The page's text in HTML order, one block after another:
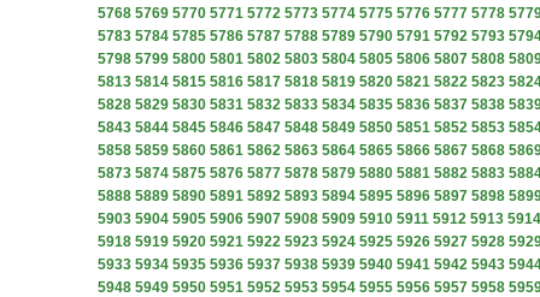
5768 5769 5770 5771 5772 5773 5774 5775 5776 5777 5778
5783 5784 5785 5786 5787 5788 5789 5790 5791 5792 5793
5798 5799 5800 5801 5802 5803 5804 5805 5806 5807 5808
5813 5814 5815 5816 5817 5818 5819 5820 5821 5822 5823
5828 5829 5830 5831 5832 5833 5834 5835 5836 5837 5838
5843 5844 5845 5846 5847 5848 5849 5850 5851 5852 5853
5858 5859 5860 5861 5862 5863 5864 5865 5866 5867 5868
5873 5874 5875 5876 5877 5878 5879 5880 5881 5882 5883
5888 5889 5890 5891 5892 5893 5894 5895 5896 5897 5898
5903 5904 5905 5906 5907 5908 5909 5910 5911 5912 5913 5914
5918 5919 5920 5921 5922 5923 5924 5925 5926 5927 5928
5933 5934 5935 5936 5937 5938 5939 5940 5941 5942 5943
5948 5949 5950 5951 5952 5953 5954 5955 5956 5957 5958